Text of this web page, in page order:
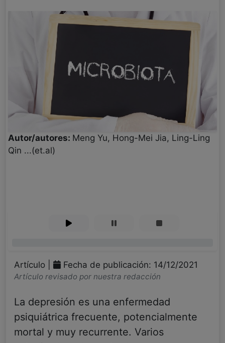
Autor/autores: Meng Yu, Hong-Mei Jia, Ling-Ling
Qin ...(et.al)
Artículo | Fecha de publicación: 14/12/2021
Artículo revisado por nuestra redacción
La depresión es una enfermedad
psiquiátrica frecuente, potencialmente
mortal y muy recurrente. Varios